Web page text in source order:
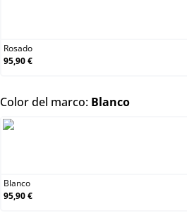
Rosado
95,90 €
Color del marco: Blancoselect
Blanco
95,90 €